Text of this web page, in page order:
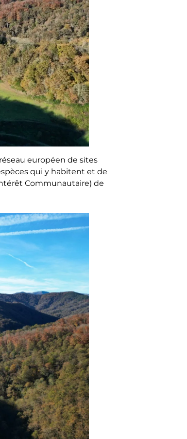
européen de sites
qui y habitent et de
Communautaire) de